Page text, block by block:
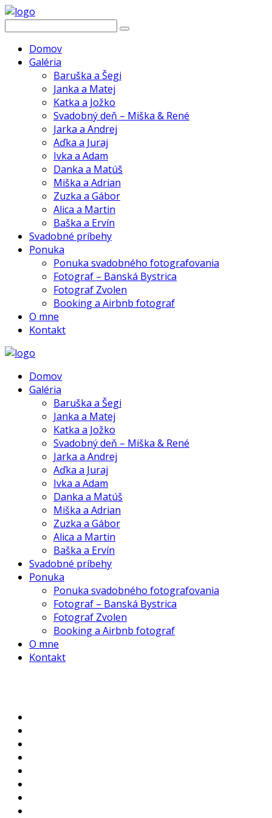
Domov
Galéria
Baruška a Šegi
Janka a Matej
Katka a Jožko
Svadobný deň – Miška & René
Jarka a Andrej
Aďka a Juraj
Ivka a Adam
Danka a Matúš
Miška a Adrian
Zuzka a Gábor
Alica a Martin
Baška a Ervín
Svadobné príbehy
Ponuka
Ponuka svadobného fotografovania
Fotograf – Banská Bystrica
Fotograf Zvolen
Booking a Airbnb fotograf
O mne
Kontakt
Domov
Galéria
Baruška a Šegi
Janka a Matej
Katka a Jožko
Svadobný deň – Miška & René
Jarka a Andrej
Aďka a Juraj
Ivka a Adam
Danka a Matúš
Miška a Adrian
Zuzka a Gábor
Alica a Martin
Baška a Ervín
Svadobné príbehy
Ponuka
Ponuka svadobného fotografovania
Fotograf – Banská Bystrica
Fotograf Zvolen
Booking a Airbnb fotograf
O mne
Kontakt